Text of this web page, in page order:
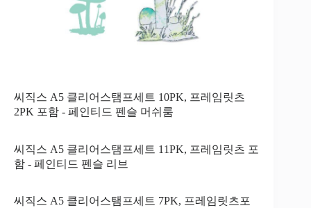
씨직스 A5 클리어스탬프세트 10PK, 프레임릿츠
2PK 포함 - 페인티드 펜슬 머쉬룸
씨직스 A5 클리어스탬프세트 11PK, 프레임릿츠 포
함 - 페인티드 펜슬 리브
씨직스 A5 클리어스탬프세트 7PK, 프레임릿츠포